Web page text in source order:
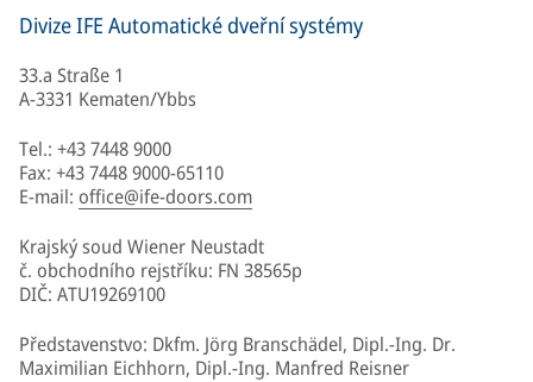
Divize IFE Automatické dveřní systémy
33.a Straße 1
A-3331 Kematen/Ybbs
Tel.: +43 7448 9000
Fax: +43 7448 9000-65110
E-mail: office@ife-doors.com
Krajský soud Wiener Neustadt
č. obchodního rejstříku: FN 38565p
DIČ: ATU19269100
Představenstvo: Dkfm. Jörg Branschädel, Dipl.-Ing. Dr.
Maximilian Eichhorn, Dipl.-Ing. Manfred Reisner